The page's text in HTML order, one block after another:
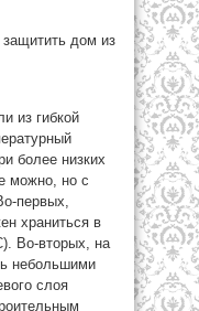
дом из
из гибкой
более низких
можно, но с
первых,
храниться в
Во-вторых, на
небольшими
слоя